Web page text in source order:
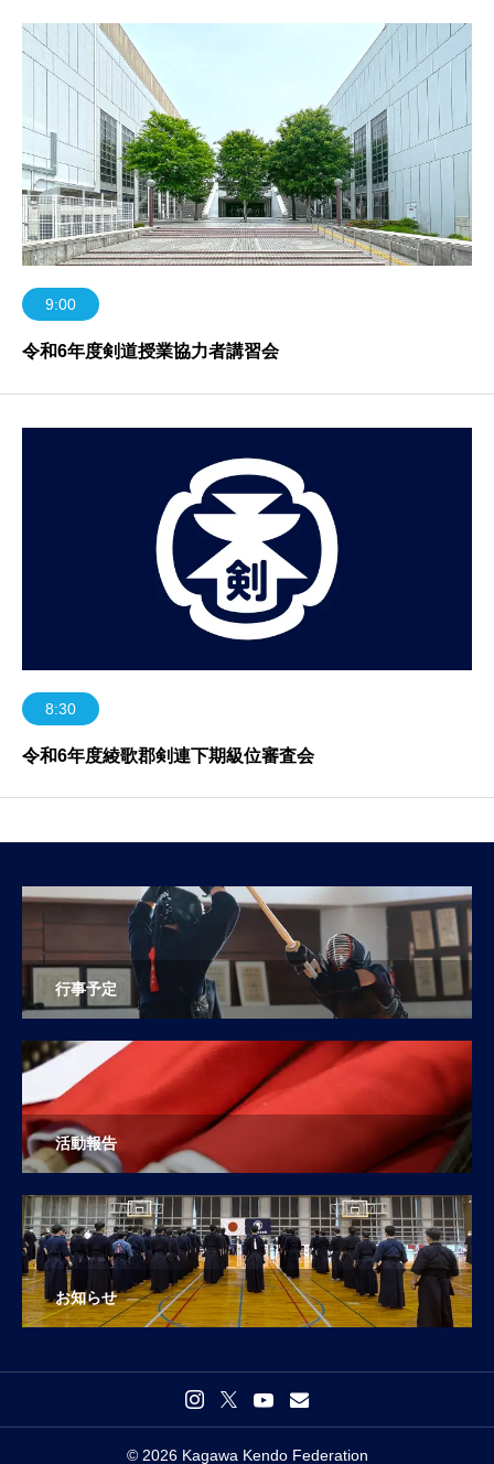
9:00
令和6年度剣道授業協力者講習会
8:30
令和6年度綾歌郡剣連下期級位審査会
行事予定
活動報告
お知らせ
© 2026 Kagawa Kendo Federation